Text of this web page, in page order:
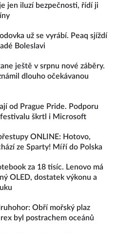
jen iluzí bezpečnosti, řídí ji
už se vyrábí. Peaq sjíždí
Boleslavi
ještě v srpnu nové záběry.
dlouho očekávanou
od Prague Pride. Podporu
škrtl i Microsoft
ONLINE: Hotovo,
ze Sparty! Míří do Polska
za 18 tisíc. Lenovo má
OLED, dostatek výkonu a
Obří mořský plaz
byl postrachem oceánů